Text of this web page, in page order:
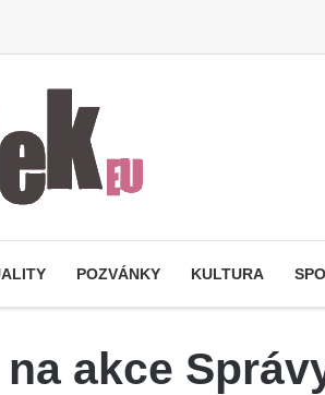
POZVÁNKY KULTURA
akce